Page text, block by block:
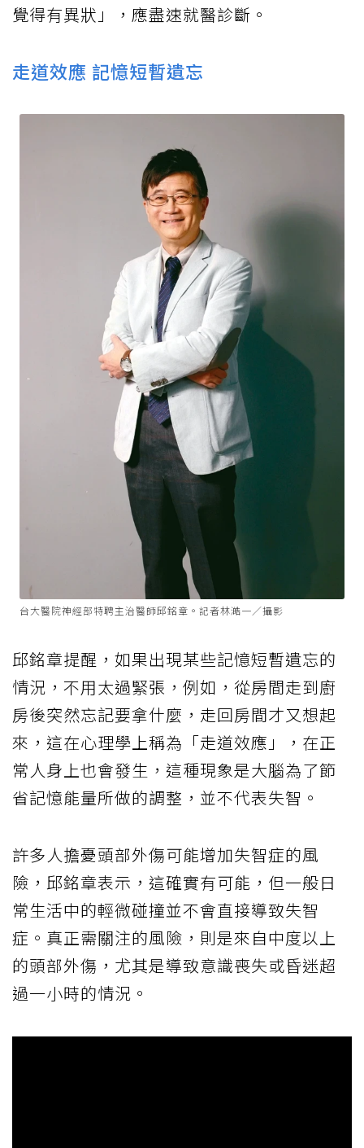
覺得有異狀」，應盡速就醫診斷。
走道效應 記憶短暫遺忘
台大醫院神經部特聘主治醫師邱銘章。記者林澔一／攝影
邱銘章提醒，如果出現某些記憶短暫遺忘的
情況，不用太過緊張，例如，從房間走到廚
房後突然忘記要拿什麼，走回房間才又想起
來，這在心理學上稱為「走道效應」，在正
常人身上也會發生，這種現象是大腦為了節
省記憶能量所做的調整，並不代表失智。
許多人擔憂頭部外傷可能增加失智症的風
險，邱銘章表示，這確實有可能，但一般日
常生活中的輕微碰撞並不會直接導致失智
症。真正需關注的風險，則是來自中度以上
的頭部外傷，尤其是導致意識喪失或昏迷超
過一小時的情況。